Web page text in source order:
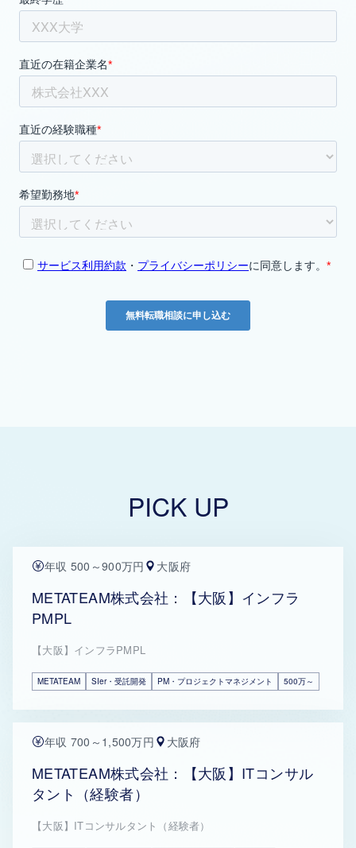
PICK UP
年収 500～900万円 大阪府
METATEAM株式会社：【大阪】インフラ
PMPL
【大阪】インフラPMPL
METATEAM SIer・受託開発 PM・プロジェクトマネジメント 500万～
年収 700～1,500万円 大阪府
METATEAM株式会社：【大阪】ITコンサル
タント（経験者）
【大阪】ITコンサルタント（経験者）